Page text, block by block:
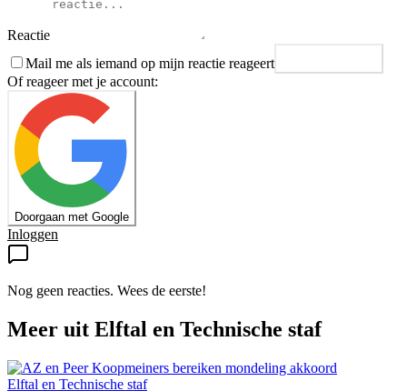
Reactie
Mail me als iemand op mijn reactie reageert
Of reageer met je account:
Doorgaan met Google
Inloggen
Nog geen reacties. Wees de eerste!
Meer uit Elftal en Technische staf
Elftal en Technische staf